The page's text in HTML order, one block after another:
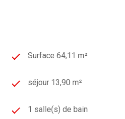
Surface 64,11 m²
séjour 13,90 m²
1 salle(s) de bain